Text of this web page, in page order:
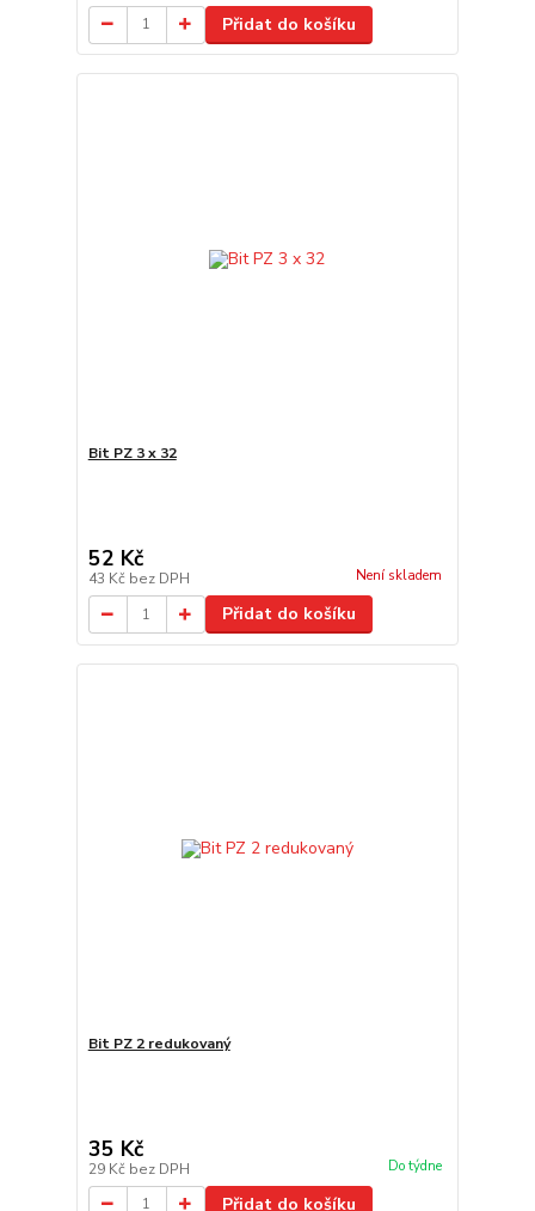
Přidat do košíku
Bit PZ 3 x 32
52 Kč
43 Kč bez DPH Není skladem
Přidat do košíku
Bit PZ 2 redukovaný
35 Kč
29 Kč bez DPH Do týdne
Přidat do košíku